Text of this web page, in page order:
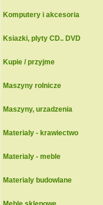
Komputery i akcesoria
Ksiazki, plyty CD.. DVD
Kupie / przyjme
Maszyny rolnicze
Maszyny, urzadzenia
Materialy - krawiectwo
Materialy - meble
Materialy budowlane